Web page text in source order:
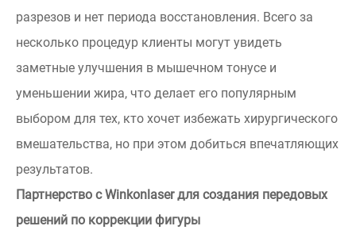
разрезов и нет периода восстановления. Всего за
несколько процедур клиенты могут увидеть
заметные улучшения в мышечном тонусе и
уменьшении жира, что делает его популярным
выбором для тех, кто хочет избежать хирургического
вмешательства, но при этом добиться впечатляющих
результатов.
Партнерство с Winkonlaser для создания передовых
решений по коррекции фигуры